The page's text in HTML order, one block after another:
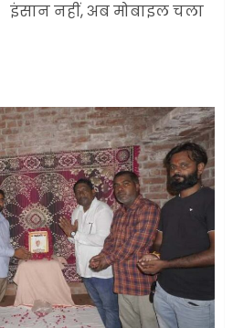
इंसान नहीं, अब मोबाइल चला